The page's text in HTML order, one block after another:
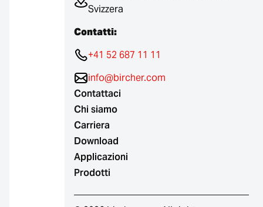
Svizzera
Contatti:
+41 52 687 11 11
info@bircher.com
Contattaci
Chi siamo
Carriera
Download
Applicazioni
Prodotti